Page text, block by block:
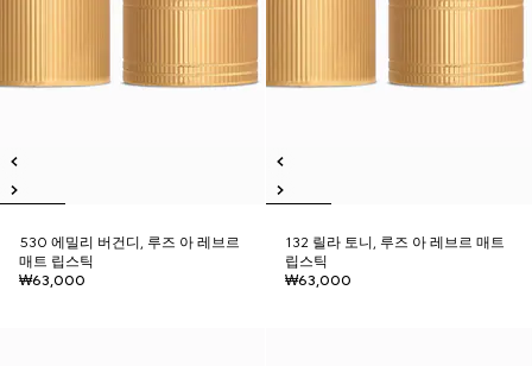
530 에밀리 버건디, 루즈 아 레브르
매트 립스틱
₩63,000
132 릴라 토니, 루즈 아 레브르 매트
립스틱
₩63,000